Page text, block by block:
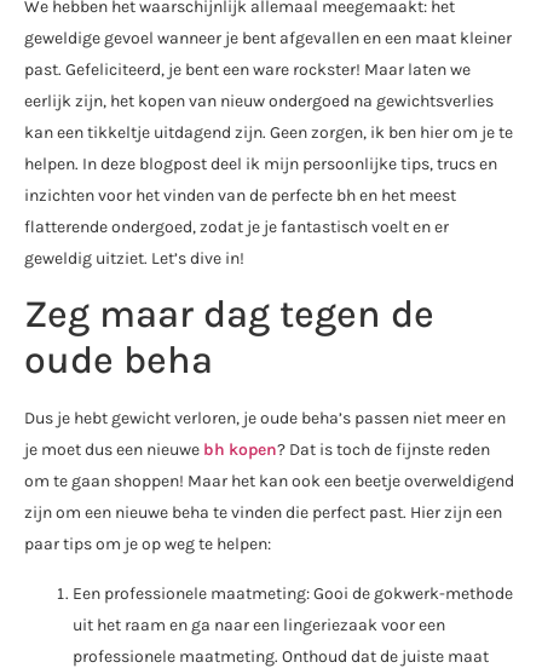
We hebben het waarschijnlijk allemaal meegemaakt: het
geweldige gevoel wanneer je bent afgevallen en een maat kleiner
past. Gefeliciteerd, je bent een ware rockster! Maar laten we
eerlijk zijn, het kopen van nieuw ondergoed na gewichtsverlies
kan een tikkeltje uitdagend zijn. Geen zorgen, ik ben hier om je te
helpen. In deze blogpost deel ik mijn persoonlijke tips, trucs en
inzichten voor het vinden van de perfecte bh en het meest
flatterende ondergoed, zodat je je fantastisch voelt en er
geweldig uitziet. Let’s dive in!
Zeg maar dag tegen de
oude beha
Dus je hebt gewicht verloren, je oude beha’s passen niet meer en
je moet dus een nieuwe bh kopen? Dat is toch de fijnste reden
om te gaan shoppen! Maar het kan ook een beetje overweldigend
zijn om een nieuwe beha te vinden die perfect past. Hier zijn een
paar tips om je op weg te helpen:
Een professionele maatmeting: Gooi de gokwerk-methode
uit het raam en ga naar een lingeriezaak voor een
professionele maatmeting. Onthoud dat de juiste maat